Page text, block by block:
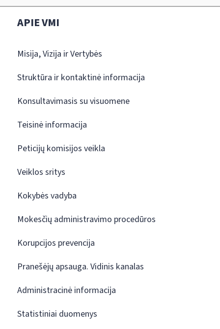
APIE VMI
Misija, Vizija ir Vertybės
Struktūra ir kontaktinė informacija
Konsultavimasis su visuomene
Teisinė informacija
Peticijų komisijos veikla
Veiklos sritys
Kokybės vadyba
Mokesčių administravimo procedūros
Korupcijos prevencija
Pranešėjų apsauga. Vidinis kanalas
Administracinė informacija
Statistiniai duomenys